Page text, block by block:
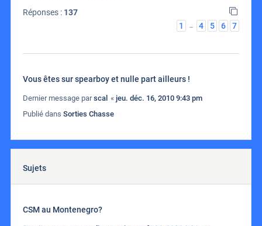
Réponses : 137
1
4 5 6 7
Vous êtes sur spearboy et nulle part ailleurs !
Dernier message parscal « jeu. déc. 16, 2010 9:43 pm
Publié dans Sorties Chasse
Sujets
CSM au Montenegro?